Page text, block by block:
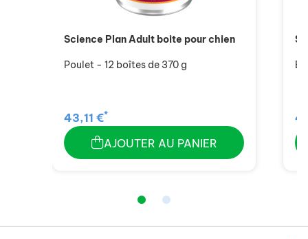
Science Plan Adult boite pour chien
Poulet - 12 boîtes de 370 g
43,11 €*
AJOUTER AU PANIER